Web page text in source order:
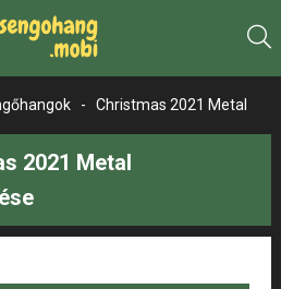
- Christmas 2021 Metal
2021 Metal